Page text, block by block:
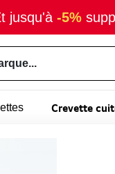
jusqu'à -5%
Crevette